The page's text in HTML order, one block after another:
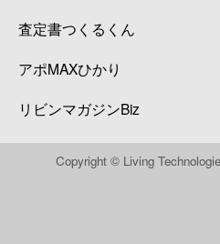
査定書つくるくん
アポMAXひかり
リビンマガジンBiz
Copyright © Living